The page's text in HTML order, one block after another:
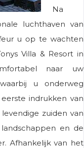
Na
luchthaven van
u op te wachten
Villa & Resort in
naar uw
u onderweg
indrukken van
zuiden van
en de
Afhankelijk van het